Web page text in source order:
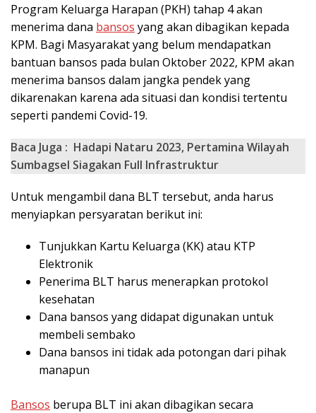
Program Keluarga Harapan (PKH) tahap 4 akan
menerima dana bansos yang akan dibagikan kepada
KPM. Bagi Masyarakat yang belum mendapatkan
bantuan bansos pada bulan Oktober 2022, KPM akan
menerima bansos dalam jangka pendek yang
dikarenakan karena ada situasi dan kondisi tertentu
seperti pandemi Covid-19.
Baca Juga : Hadapi Nataru 2023, Pertamina Wilayah
Sumbagsel Siagakan Full Infrastruktur
Untuk mengambil dana BLT tersebut, anda harus
menyiapkan persyaratan berikut ini:
Tunjukkan Kartu Keluarga (KK) atau KTP
Elektronik
Penerima BLT harus menerapkan protokol
kesehatan
Dana bansos yang didapat digunakan untuk
membeli sembako
Dana bansos ini tidak ada potongan dari pihak
manapun
Bansos berupa BLT ini akan dibagikan secara